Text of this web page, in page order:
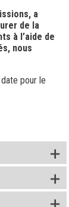
a
de la
à l’aide de
nous
pour le